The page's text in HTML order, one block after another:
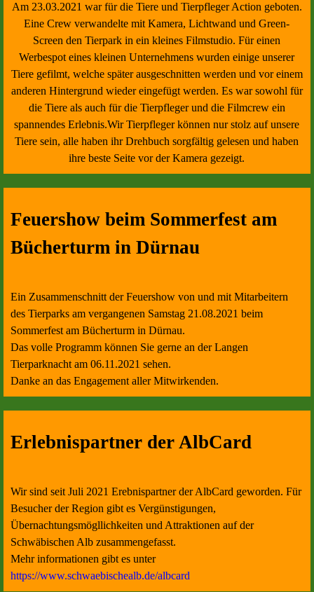
Am 23.03.2021 war für die Tiere und Tierpfleger Action geboten.
Eine Crew verwandelte mit Kamera, Lichtwand und Green-
Screen den Tierpark in ein kleines Filmstudio. Für einen
Werbespot eines kleinen Unternehmens wurden einige unserer
Tiere gefilmt, welche später ausgeschnitten werden und vor einem
anderen Hintergrund wieder eingefügt werden. Es war sowohl für
die Tiere als auch für die Tierpfleger und die Filmcrew ein
spannendes Erlebnis.Wir Tierpfleger können nur stolz auf unsere
Tiere sein, alle haben ihr Drehbuch sorgfältig gelesen und haben
ihre beste Seite vor der Kamera gezeigt.
Feuershow beim Sommerfest am
Bücherturm in Dürnau
Ein Zusammenschnitt der Feuershow von und mit Mitarbeitern
des Tierparks am vergangenen Samstag 21.08.2021 beim
Sommerfest am Bücherturm in Dürnau.
Das volle Programm können Sie gerne an der Langen
Tierparknacht am 06.11.2021 sehen.
Danke an das Engagement aller Mitwirkenden.
Erlebnispartner der AlbCard
Wir sind seit Juli 2021 Erebnispartner der AlbCard geworden. Für
Besucher der Region gibt es Vergünstigungen,
Übernachtungsmögllichkeiten und Attraktionen auf der
Schwäbischen Alb zusammengefasst.
Mehr informationen gibt es unter
https://www.schwaebischealb.de/albcard